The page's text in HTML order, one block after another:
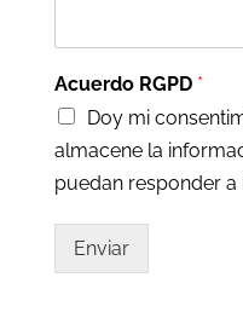
Acuerdo RGPD *
Doy mi
almacene la
puedan responder a
Enviar